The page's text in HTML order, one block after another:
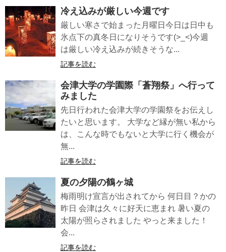
冷え込みが厳しい今週です
厳しい寒さで始まった月曜日今日は日中も
氷点下の真冬日になりそうです(>_<)今週
は厳しい冷え込みが続きそうな...
記事を読む
会津大学の学園際「蒼翔祭」へ行って
みました
先日行われた会津大学の学園祭をお伝えし
たいと思います。 大学など縁が無い私から
は、こんな時でもないと大学に行く機会が
無...
記事を読む
夏の夕陽の鶴ヶ城
梅雨明け宣言が出されてから 何日目？かの
昨日 会津は久々に好天に恵まれ 暑い夏の
太陽が照らされました やっと来ました！
会...
記事を読む